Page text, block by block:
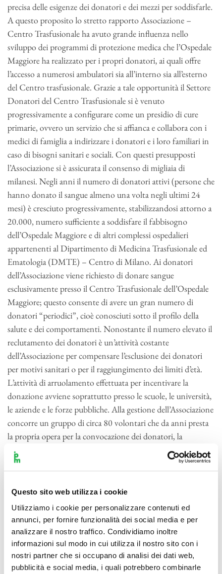
Questo sito web utilizza i cookie
Utilizziamo i cookie per personalizzare contenuti ed
annunci, per fornire funzionalità dei social media e per
analizzare il nostro traffico. Condividiamo inoltre
informazioni sul modo in cui utilizza il nostro sito con i
nostri partner che si occupano di analisi dei dati web,
pubblicità e social media, i quali potrebbero combinarle
precisa delle esigenze dei donatori e dei mezzi per soddisfarle.
A questo proposito lo stretto rapporto Associazione –
Centro Trasfusionale ha avuto grande influenza nello
sviluppo dei programmi di protezione medica che l’Ospedale
Maggiore ha realizzato per i propri donatori, ai quali offre
l’accesso a numerosi ambulatori sia all’interno sia all’esterno
del Centro trasfusionale. Grazie a tale opportunità il Settore
Donatori del Centro Trasfusionale si è venuto
progressivamente a configurare come un presidio di cure
primarie, ovvero un servizio che si affianca e collabora con i
medici di famiglia a indirizzare i donatori e i loro familiari in
caso di bisogni sanitari e sociali. Con questi presupposti
l’Associazione si è assicurata il consenso di migliaia di
milanesi. Negli anni il numero di donatori attivi (persone che
hanno donato il sangue almeno una volta negli ultimi 24
mesi) è cresciuto progressivamente, stabilizzandosi attorno a
20.000, numero sufficiente a soddisfare il fabbisogno
dell’Ospedale Maggiore e di altri complessi ospedalieri
appartenenti al Dipartimento di Medicina Trasfusionale ed
Ematologia (DMTE) – Centro di Milano. Ai donatori
dell’Associazione viene richiesto di donare sangue
esclusivamente presso il Centro Trasfusionale dell’Ospedale
Maggiore; questo consente di avere un gran numero di
donatori “periodici”, cioè conosciuti sotto il profilo della
salute e dei comportamenti. Nonostante il numero elevato il
reclutamento dei donatori è un’attività costante
dell’Associazione per compensare l’esclusione dei donatori
per motivi sanitari o per il raggiungimento dei limiti d’età.
L’attività di arruolamento effettuata per incentivare la
donazione avviene soprattutto presso le scuole, le università,
le aziende e le forze pubbliche. Alla gestione dell’Associazione
concorre un gruppo di circa 80 volontari che da anni presta
la propria opera per la convocazione dei donatori, la
ricezione, la gestione dell’archivio e l’assistenza durante
l’attesa previsita e la donazione stessa. Inoltre, da alcuni anni,
giovani studenti universitari che, opportunamente addestrati
e coordinati, svolge con successo campagne di reclutamento
donatori.